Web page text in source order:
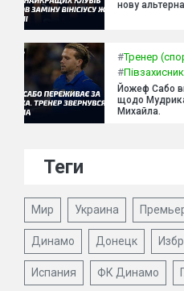
нову
#Тренер
#Півзахисник
Йожеф Сабо
щодо
Михайла.
Теги
Мир Украина
Динамо Донецк
Испания ФК Динамо